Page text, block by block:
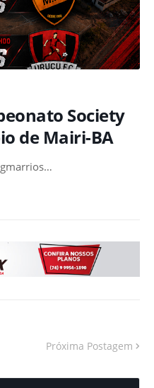
Society
de Mairi-BA
Próxima Postagem